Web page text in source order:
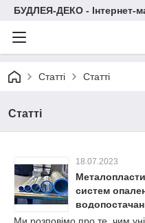
БУДЛЕЯ-ДЕКО - Інтернет-
Статті Статті
Статті
18.07.2023
систем